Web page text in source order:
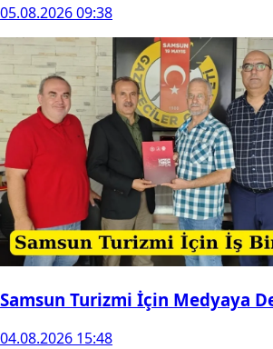
05.08.2026 09:38
Samsun Turizmi İçin Medyaya
04.08.2026 15:48